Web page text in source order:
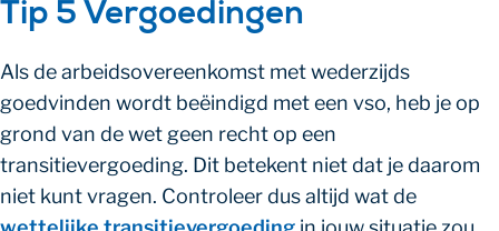
Tip 5 Vergoedingen
Als de arbeidsovereenkomst met wederzijds
goedvinden wordt beëindigd met een vso, heb je op
grond van de wet geen recht op een
transitievergoeding. Dit betekent niet dat je daarom
niet kunt vragen. Controleer dus altijd wat de